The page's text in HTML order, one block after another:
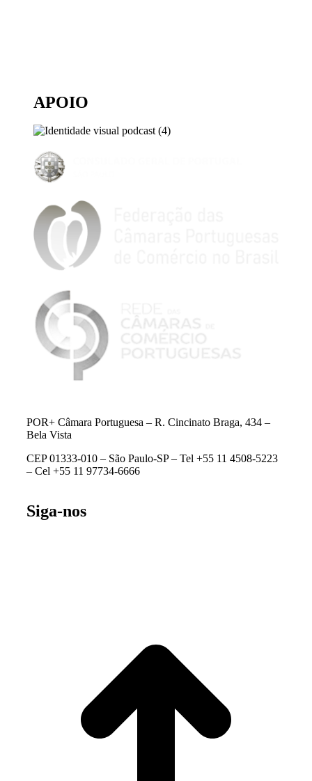
APOIO
POR+ Câmara Portuguesa – R. Cincinato Braga, 434 –
Bela Vista
CEP 01333-010 – São Paulo-SP – Tel +55 11 4508-5223
– Cel +55 11 97734-6666
Siga-nos